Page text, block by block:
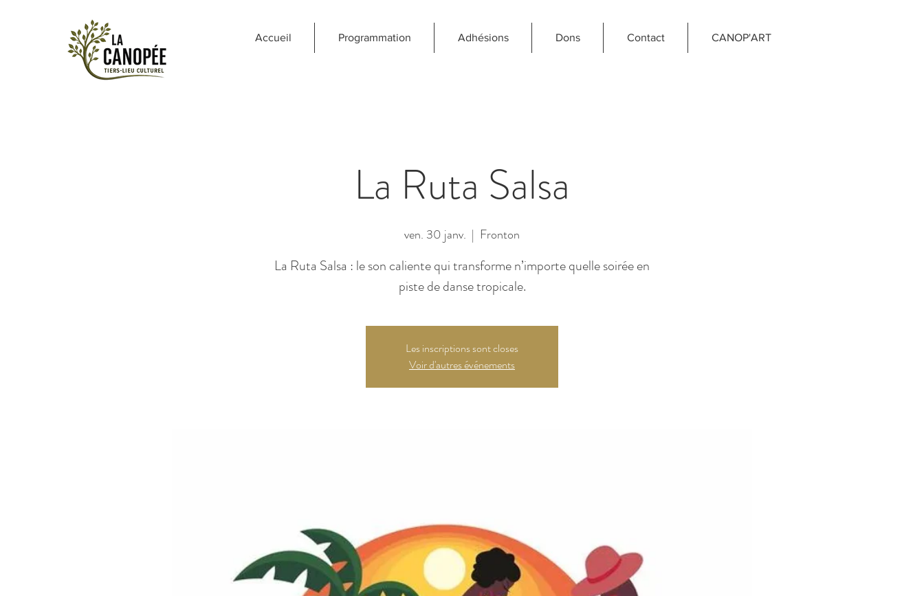
Accueil Programmation Adhésions Dons Contact CANOP'ART
La Ruta Salsa
ven. 30 janv.
  |
Fronton
La Ruta Salsa : le son caliente qui transforme n’importe quelle soirée en
piste de danse tropicale.
Les inscriptions sont closes
Voir d'autres événements